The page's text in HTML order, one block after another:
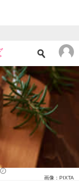
画像：PIXTA